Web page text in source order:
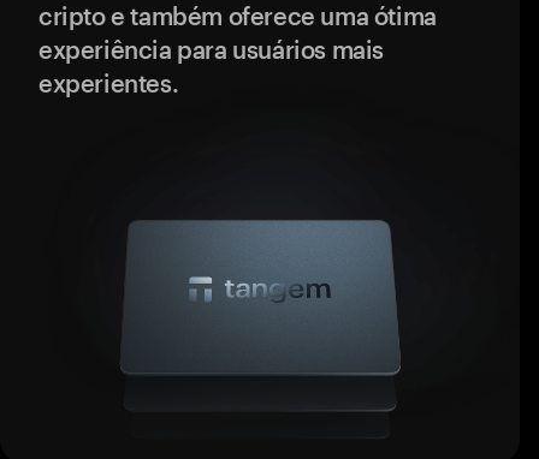
cripto e também oferece uma ótima
experiência para usuários mais
experientes.